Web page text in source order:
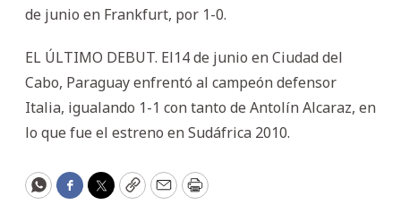
de junio en Frankfurt, por 1-0.
EL ÚLTIMO DEBUT. El14 de junio en Ciudad del
Cabo, Paraguay enfrentó al campeón defensor
Italia, igualando 1-1 con tanto de Antolín Alcaraz, en
lo que fue el estreno en Sudáfrica 2010.
WhatsApp
Facebook
Twitter
CopyEmailPrint